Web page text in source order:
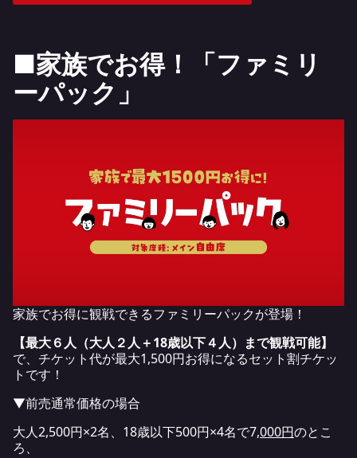
■家族でお得！「ファミリ
ーパック」
家族でお得に観戦できるファミリーパックが登場！
【最大６人（大人２人＋18歳以下４人）まで観戦可能】
で、チケット代が最大1,500円お得になるセット割チケッ
トです！
▼前売通常価格の場合
大人2,500円×2名、18歳以下500円×4名で7,000円のとこ
ろ、